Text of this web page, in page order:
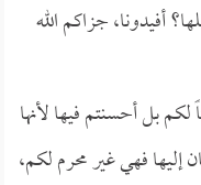
أفيدونا، جزاكم الله
بل أحسنتم فيها لأنها
إليها فهي غير محرم لكم،